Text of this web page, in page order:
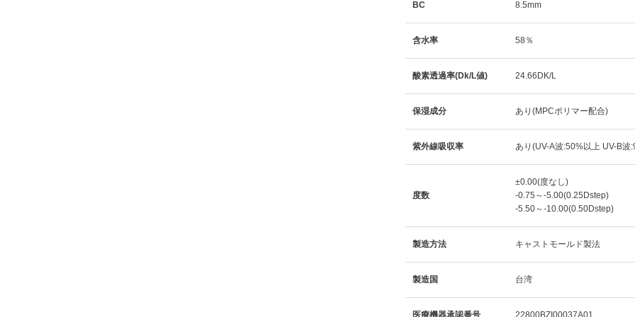
BC 8.5mm
含水率 58％
酸素透過率(Dk/L値) 24.66DK/L
保湿成分 あり(MPCポリマー配合)
紫外線吸収率 あり(UV-A波:50%以上 UV-B波
度数
±0.00(度なし)
-0.75～-5.00(0.25Dstep)
-5.50～-10.00(0.50Dstep)
製造方法 キャストモールド製法
製造国 台湾
医療機器承認番号 22800BZI00037A01